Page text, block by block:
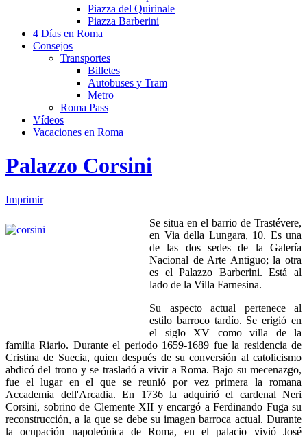
Piazza del Quirinale
Piazza Barberini
4 Días en Roma
Consejos
Transportes
Billetes
Autobuses y Tram
Metro
Roma Pass
Vídeos
Vacaciones en Roma
Palazzo Corsini
Imprimir
Se situa en el barrio de Trastévere,
en Via della Lungara, 10. Es una
de las dos sedes de la Galería
Nacional de Arte Antiguo; la otra
es el Palazzo Barberini. Está al
lado de la Villa Farnesina.
Su aspecto actual pertenece al
estilo barroco tardío. Se erigió en
el siglo XV como villa de la
familia Riario. Durante el periodo 1659-1689 fue la residencia de
Cristina de Suecia, quien después de su conversión al catolicismo
abdicó del trono y se trasladó a vivir a Roma. Bajo su mecenazgo,
fue el lugar en el que se reunió por vez primera la romana
Accademia dell'Arcadia. En 1736 la adquirió el cardenal Neri
Corsini, sobrino de Clemente XII y encargó a Ferdinando Fuga su
reconstrucción, a la que se debe su imagen barroca actual. Durante
la ocupación napoleónica de Roma, en el palacio vivió José